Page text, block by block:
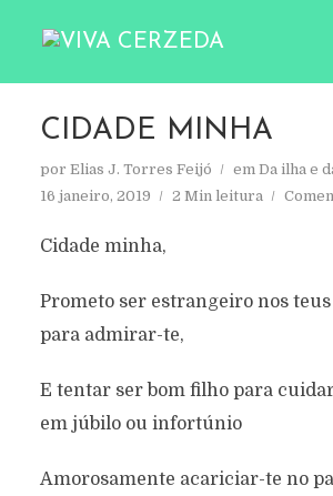
CIDADE MINHA
por Elias J. Torres Feijó em Da ilha e
16 janeiro, 2019
2 Min leitura
Cidade minha,
Prometo ser estrangeiro nos
para admirar-te,
E tentar ser bom filho para
em júbilo ou infortúnio
Amorosamente acariciar-te no